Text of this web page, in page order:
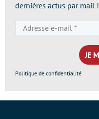
dernières actus par mail !
Politique de confidentialité